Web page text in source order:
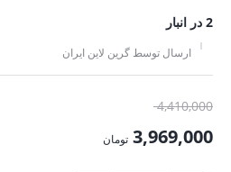
2 در انبار
ارسال توسط گرین لاین ایران
4,410,000قیمت
اصلی:
3,969,000 تومان